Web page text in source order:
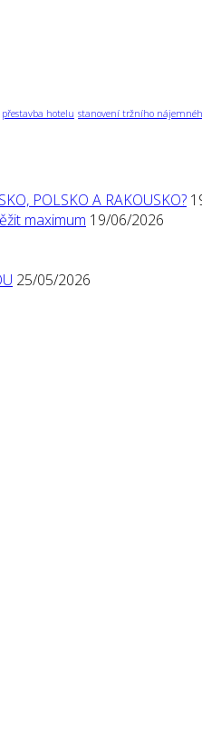
přestavba hotelu stanovení tržního
POLSKO A RAKOUSKO?
maximum 19/06/2026
25/05/2026